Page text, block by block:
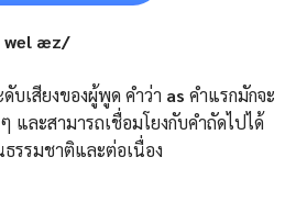
æz/
บเสียงของผู้พูด คำว่า as คําแรกมักจะ
และสามารถเชื่อมโยงกับคำถัดไปได้
รรมชาติและต่อเนื่อง